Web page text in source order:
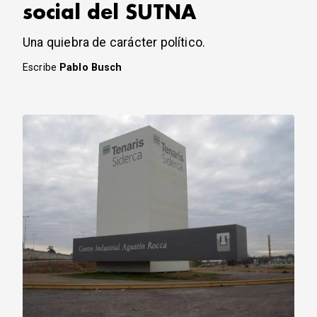
social del SUTNA
Una quiebra de carácter político.
Escribe Pablo Busch